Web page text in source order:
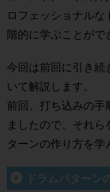
ロフェッショナル
階的に学ぶことがで
今回は前回に引き
いて解説します。
前回、打ち込みの
ましたので、それ
ターンの作り方を学
ドラムパターン